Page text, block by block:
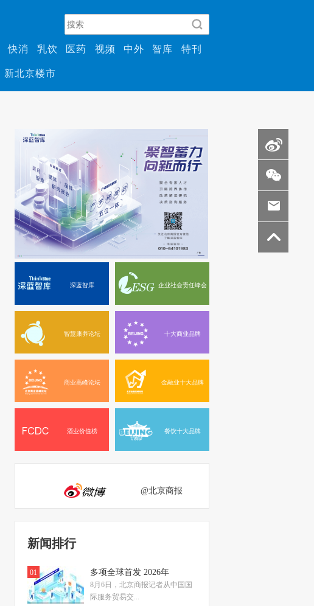
快消 乳饮 医药 视频 中外 智库 特刊
新北京楼市
深蓝智库 企业社会责任峰会
智慧康养论坛 十大商业品牌
商业高峰论坛 金融业十大品牌
酒业价值榜 餐饮十大品牌
@北京商报
新闻排行
01 多项全球首发 2026年
8月6日，北京商报记者从中国国
际服务贸易交...